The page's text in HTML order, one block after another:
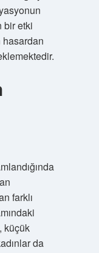
bir etki
hasardan
farklı
küçük
da